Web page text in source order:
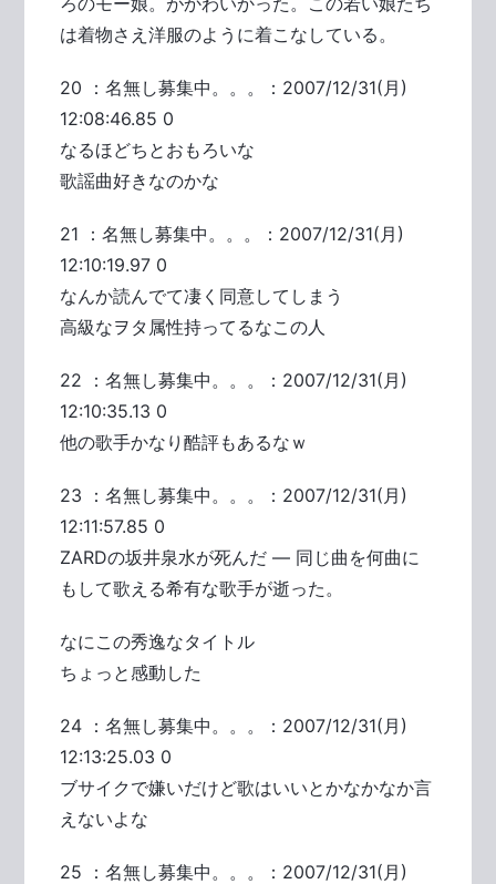
は着物さえ洋服のように着こなしている。
20 ：名無し募集中。。。：2007/12/31(月)
12:08:46.85 0
なるほどちとおもろいな
歌謡曲好きなのかな
21 ：名無し募集中。。。：2007/12/31(月)
12:10:19.97 0
なんか読んでて凄く同意してしまう
高級なヲタ属性持ってるなこの人
22 ：名無し募集中。。。：2007/12/31(月)
12:10:35.13 0
他の歌手かなり酷評もあるなｗ
23 ：名無し募集中。。。：2007/12/31(月)
12:11:57.85 0
ZARDの坂井泉水が死んだ ― 同じ曲を何曲に
もして歌える希有な歌手が逝った。
なにこの秀逸なタイトル
ちょっと感動した
24 ：名無し募集中。。。：2007/12/31(月)
12:13:25.03 0
ブサイクで嫌いだけど歌はいいとかなかなか言
えないよな
25 ：名無し募集中。。。：2007/12/31(月)